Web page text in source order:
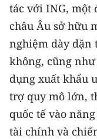
Media Khoa học
Media Môi
Ảnh
Infographic
TIN MỚI
tác với ING, một
châu Âu sở hữu
nghiệm dày
không, cũng
dụng xuất khẩu
trợ quy mô lớn,
quốc tế vào
tài chính và